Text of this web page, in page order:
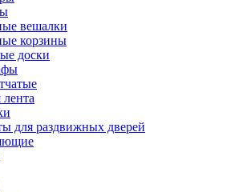
вешалки
корзины
доски
для раздвижных дверей